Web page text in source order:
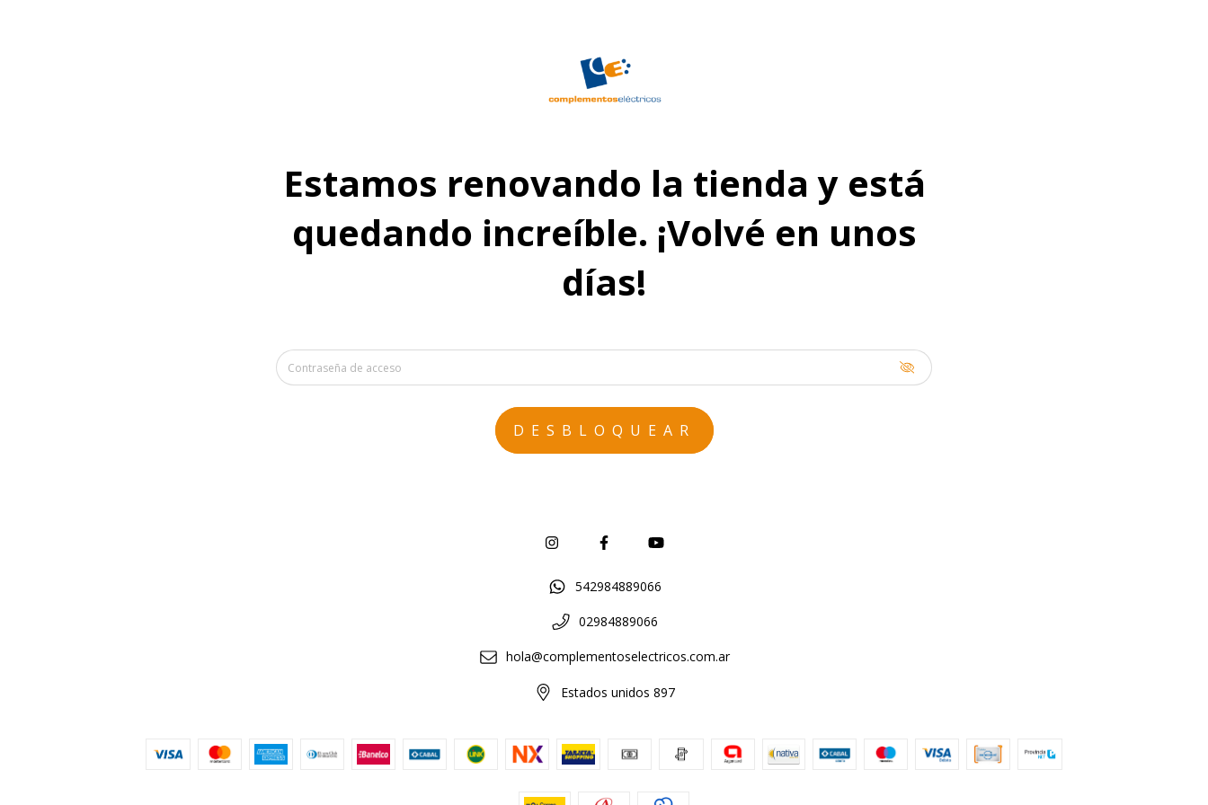
Estamos renovando la tienda y está
quedando increíble. ¡Volvé en unos
días!
542984889066
02984889066
hola@complementoselectricos.com.ar
Estados unidos 897